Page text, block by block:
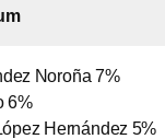
Noroña 7%
6%
Hernández 5%